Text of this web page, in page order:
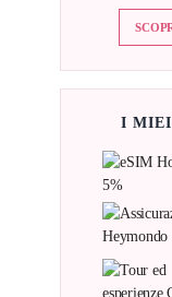
I MIEI